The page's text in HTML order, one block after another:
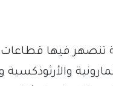
والأرثوذكسية